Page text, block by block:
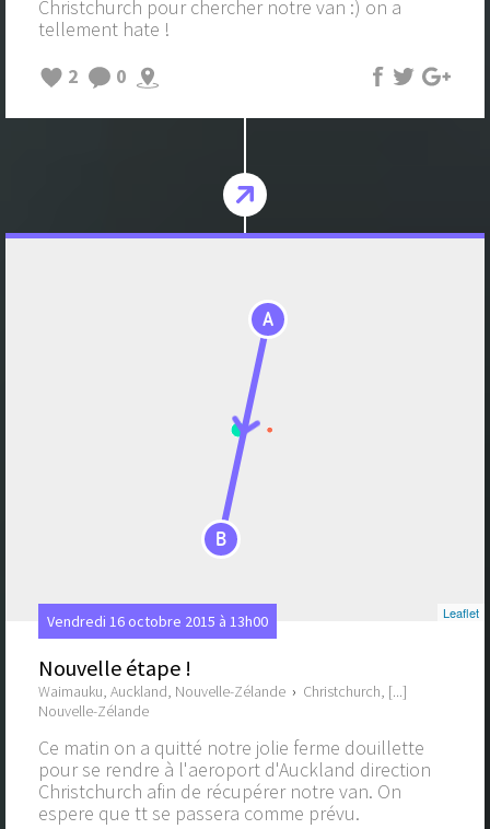
Christchurch pour chercher notre van :) on a
tellement hate !
2
0
A
B
Leaflet
Vendredi 16 octobre 2015 à 13h00
Nouvelle étape !
Waimauku, Auckland, Nouvelle-Zélande › Christchurch, [...]
Nouvelle-Zélande
Ce matin on a quitté notre jolie ferme douillette
pour se rendre à l'aeroport d'Auckland direction
Christchurch afin de récupérer notre van. On
espere que tt se passera comme prévu.